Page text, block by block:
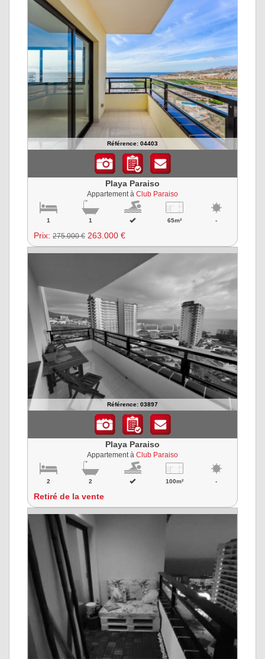
Référence: 04403
Playa Paraiso
Appartement à Club Paraiso
1 1 65m² -
Prix: 275.000 € 263.000 €
Référence: 03897
Playa Paraiso
Appartement à Club Paraiso
2 2 100m² -
Retiré de la vente